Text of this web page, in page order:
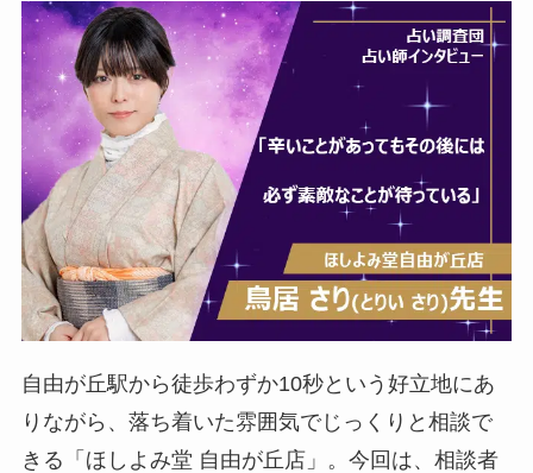
自由が丘駅から徒歩わずか10秒という好立地にあ
りながら、落ち着いた雰囲気でじっくりと相談で
きる「ほしよみ堂 自由が丘店」。今回は、相談者